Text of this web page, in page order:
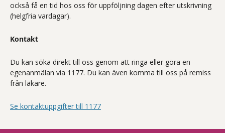
också få en tid hos oss för uppföljning dagen efter utskrivning
(helgfria vardagar).
Kontakt
Du kan söka direkt till oss genom att ringa eller göra en
egenanmälan via 1177. Du kan även komma till oss på remiss
från läkare.
Se kontaktuppgifter till 1177